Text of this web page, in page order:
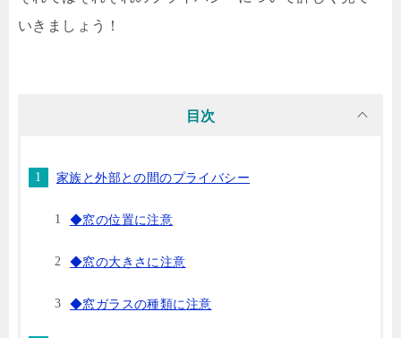
いきましょう！
目次
家族と外部との間のプライバシー
◆窓の位置に注意
◆窓の大きさに注意
◆窓ガラスの種類に注意